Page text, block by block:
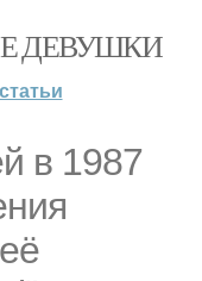
ДЕВУШКИ
статьи
в 1987